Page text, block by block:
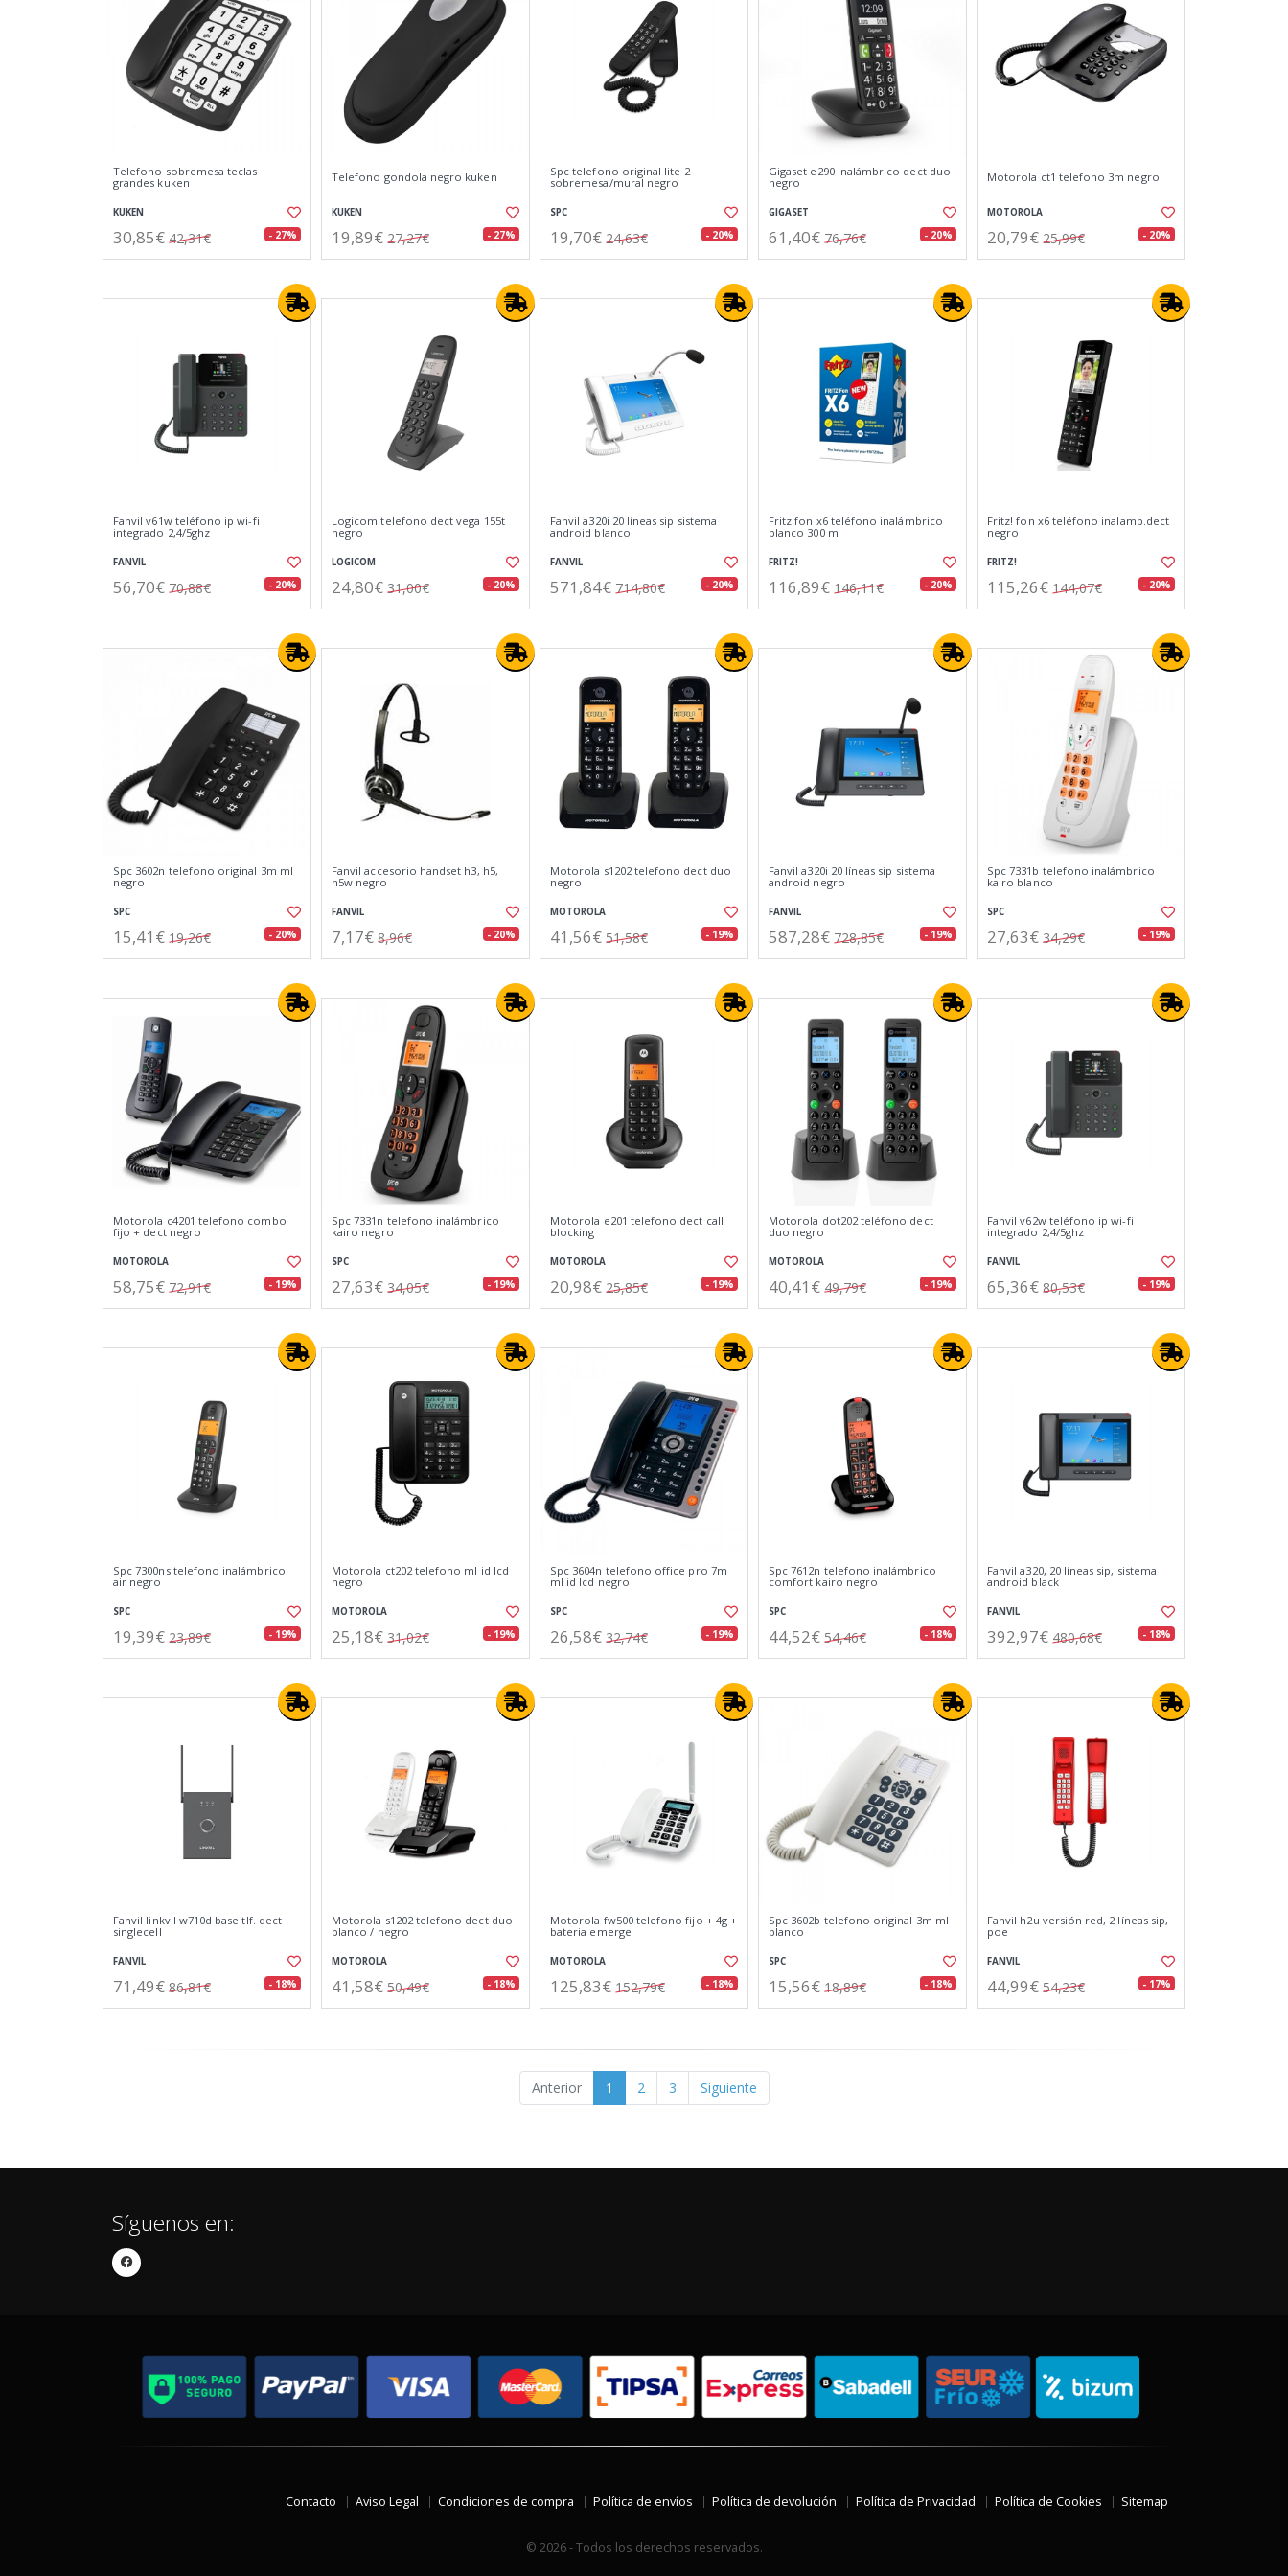
Telefono sobremesa teclas
grandes kuken
KUKEN
30,85€ 42,31€ - 27%
Telefono gondola negro kuken
KUKEN
19,89€ 27,27€ - 27%
Spc telefono original lite 2
sobremesa/mural negro
SPC
19,70€ 24,63€ - 20%
Gigaset e290 inalámbrico dect duo
negro
GIGASET
61,40€ 76,76€ - 20%
Motorola ct1 telefono 3m negro
MOTOROLA
20,79€ 25,99€ - 20%
Fanvil v61w teléfono ip wi-fi
integrado 2,4/5ghz
FANVIL
56,70€ 70,88€ - 20%
Logicom telefono dect vega 155t
negro
LOGICOM
24,80€ 31,00€ - 20%
Fanvil a320i 20 líneas sip sistema
android blanco
FANVIL
571,84€ 714,80€ - 20%
Fritz!fon x6 teléfono inalámbrico
blanco 300 m
FRITZ!
116,89€ 146,11€ - 20%
Fritz! fon x6 teléfono inalamb.dect
negro
FRITZ!
115,26€ 144,07€ - 20%
Spc 3602n telefono original 3m ml
negro
SPC
15,41€ 19,26€ - 20%
Fanvil accesorio handset h3, h5,
h5w negro
FANVIL
7,17€ 8,96€ - 20%
Motorola s1202 telefono dect duo
negro
MOTOROLA
41,56€ 51,58€ - 19%
Fanvil a320i 20 líneas sip sistema
android negro
FANVIL
587,28€ 728,85€ - 19%
Spc 7331b telefono inalámbrico
kairo blanco
SPC
27,63€ 34,29€ - 19%
Motorola c4201 telefono combo
fijo + dect negro
MOTOROLA
58,75€ 72,91€ - 19%
Spc 7331n telefono inalámbrico
kairo negro
SPC
27,63€ 34,05€ - 19%
Motorola e201 telefono dect call
blocking
MOTOROLA
20,98€ 25,85€ - 19%
Motorola dot202 teléfono dect
duo negro
MOTOROLA
40,41€ 49,79€ - 19%
Fanvil v62w teléfono ip wi-fi
integrado 2,4/5ghz
FANVIL
65,36€ 80,53€ - 19%
Spc 7300ns telefono inalámbrico
air negro
SPC
19,39€ 23,89€ - 19%
Motorola ct202 telefono ml id lcd
negro
MOTOROLA
25,18€ 31,02€ - 19%
Spc 3604n telefono office pro 7m
ml id lcd negro
SPC
26,58€ 32,74€ - 19%
Spc 7612n telefono inalámbrico
comfort kairo negro
SPC
44,52€ 54,46€ - 18%
Fanvil a320, 20 líneas sip, sistema
android black
FANVIL
392,97€ 480,68€ - 18%
Fanvil linkvil w710d base tlf. dect
singlecell
FANVIL
71,49€ 86,81€ - 18%
Motorola s1202 telefono dect duo
blanco / negro
MOTOROLA
41,58€ 50,49€ - 18%
Motorola fw500 telefono fijo + 4g +
bateria emerge
MOTOROLA
125,83€ 152,79€ - 18%
Spc 3602b telefono original 3m ml
blanco
SPC
15,56€ 18,89€ - 18%
Fanvil h2u versión red, 2 líneas sip,
poe
FANVIL
44,99€ 54,23€ - 17%
Anterior 1 2 3 Siguiente
Síguenos en:
Contacto Aviso Legal Condiciones de compra Política de envíos Política de devolución Política de Privacidad Política de Cookies Sitemap
© 2026 - Todos los derechos reservados.